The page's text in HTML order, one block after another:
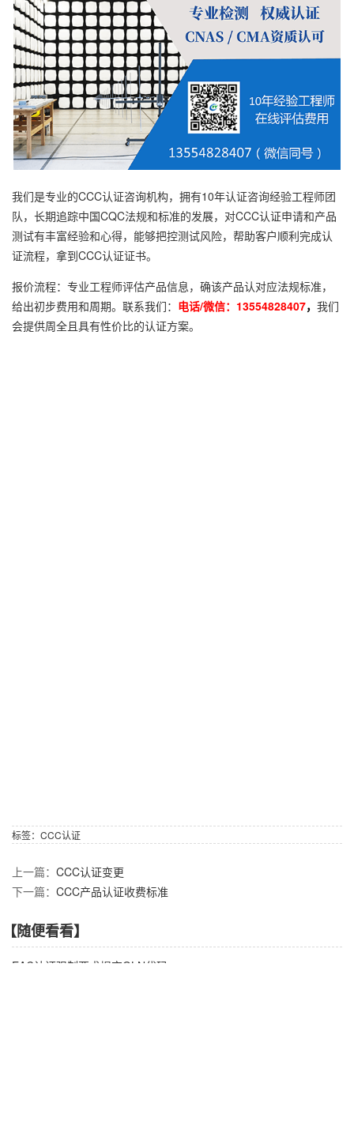
我们是专业的CCC认证咨询机构，拥有10年认证咨询经验工程师团
队，长期追踪中国CQC法规和标准的发展，对CCC认证申请和产品
测试有丰富经验和心得，能够把控测试风险，帮助客户顺利完成认
证流程，拿到CCC认证证书。
报价流程：专业工程师评估产品信息，确该产品认对应法规标准，
给出初步费用和周期。联系我们： 电话/微信：13554828407， 我们
会提供周全且具有性价比的认证方案。
标签： CCC认证
上一篇： CCC认证变更
下一篇： CCC产品认证收费标准
【随便看看】
EAC认证强制要求提交GLN代码